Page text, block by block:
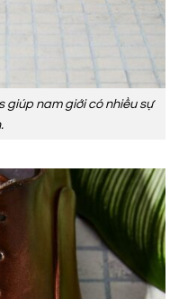
nam giới có nhiều sự